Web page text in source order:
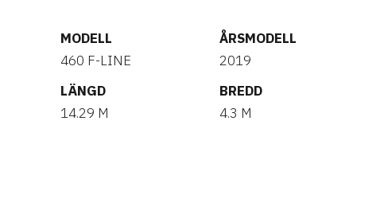
MODELL
460 F-LINE
ÅRSMODELL
2019
LÄNGD
14.29 M
BREDD
4.3 M